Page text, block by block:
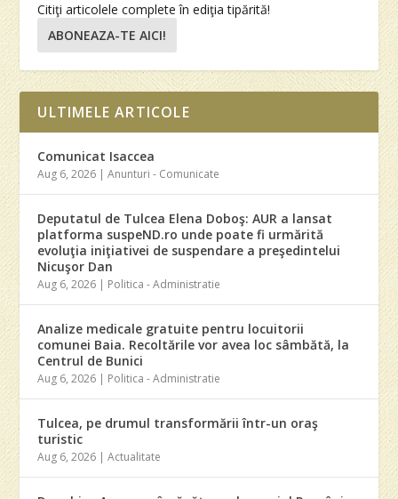
Citiţi articolele complete în ediţia tipărită!
ABONEAZA-TE AICI!
ULTIMELE ARTICOLE
Comunicat Isaccea
Aug 6, 2026 |Anunturi - Comunicate
Deputatul de Tulcea Elena Doboş: AUR a lansat
platforma suspeND.ro unde poate fi urmărită
evoluţia iniţiativei de suspendare a preşedintelui
Nicuşor Dan
Aug 6, 2026 | Politica - Administratie
Analize medicale gratuite pentru locuitorii
comunei Baia. Recoltările vor avea loc sâmbătă, la
Centrul de Bunici
Aug 6, 2026 | Politica - Administratie
Tulcea, pe drumul transformării într-un oraş
turistic
Aug 6, 2026 |Actualitate